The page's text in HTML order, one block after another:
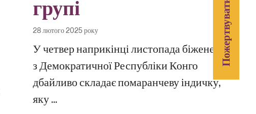
групі
28 лютого 2025 року
У четвер наприкінці листопада біженець
з Демократичної Республіки Конго
дбайливо складає помаранчеву індичку,
яку ...
Пожертвувати